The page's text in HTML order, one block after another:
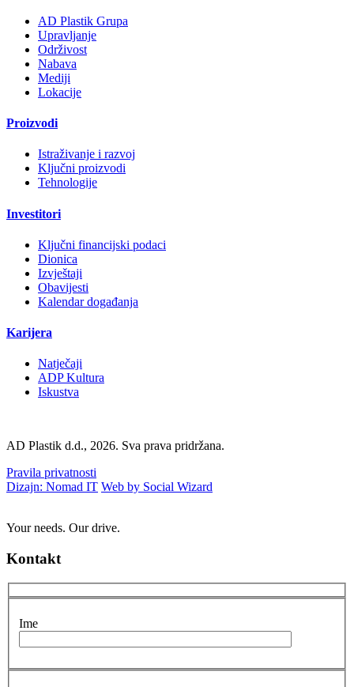
AD Plastik Grupa
Upravljanje
Održivost
Nabava
Mediji
Lokacije
Proizvodi
Istraživanje i razvoj
Ključni proizvodi
Tehnologije
Investitori
Ključni financijski podaci
Dionica
Izvještaji
Obavijesti
Kalendar događanja
Karijera
Natječaji
ADP Kultura
Iskustva
AD Plastik d.d., 2026. Sva prava pridržana.
Pravila privatnosti
Dizajn: Nomad IT Web by Social Wizard
Your needs. Our drive.
Kontakt
Ime